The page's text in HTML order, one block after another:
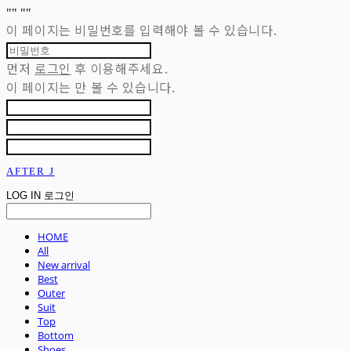
"" ""
이 페이지는 비밀번호를 입력해야 볼 수 있습니다.
먼저 로그인 후 이용해주세요.
이 페이지는 만 볼 수 있습니다.
AFTER J
LOG IN 로그인
HOME
All
New arrival
Best
Outer
Suit
Top
Bottom